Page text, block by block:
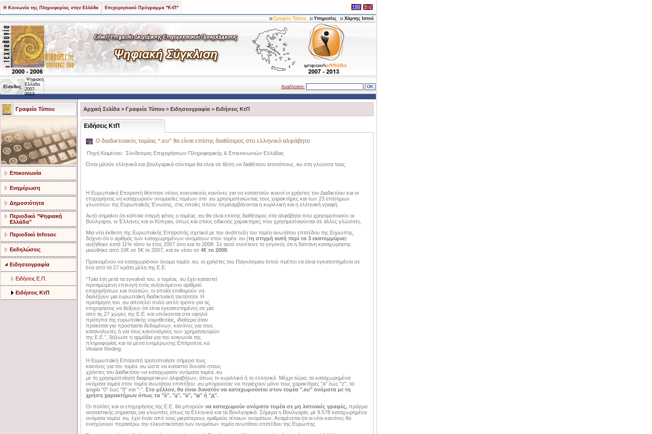
Η Κοινωνία της Πληροφορίας στην Ελλάδα Επιχειρησιακό Πρόγραμμα "ΚτΠ"
Γραφείο Τύπου Υπηρεσίες Χάρτης Ιστού
Είσοδος
Ψηφιακή
Ελλάδα
2007-
2013
Αναζήτηση:
Γραφείο Τύπου
Επικοινωνία
Ενημέρωση
Δημοσιότητα
Περιοδικό "Ψηφιακή
Ελλάδα"
Περιοδικό Infosoc
Εκδηλώσεις
Ειδησεογραφία
Ειδήσεις Ε.Π.
Ειδήσεις ΚτΠ
Αρχική Σελίδα > Γραφείο Τύπου > Ειδησεογραφία > Ειδήσεις ΚτΠ
Ειδήσεις ΚτΠ
Ο διαδικτυακός τομέας “.eu” θα είναι επίσης διαθέσιμος στο ελληνικό αλφάβητο
Πηγή Κειμένου: Σύνδεσμος Επιχειρήσεων Πληροφορικής & Επικοινωνιών Ελλάδας
Όσοι μιλούν ελληνικά και βουλγαρικά σύντομα θα είναι σε θέση να διαθέτουν ιστοτόπους .eu στη γλώσσα τους.
Η Ευρωπαϊκή Επιτροπή θέσπισε νέους κοινοτικούς κανόνες για να καταστούν ικανοί οι χρήστες του Διαδικτύου και οι
επιχειρήσεις να καταχωρούν ονομασίες τομέων στο .eu χρησιμοποιώντας τους χαρακτήρες και των 23 επίσημων
γλωσσών της Ευρωπαϊκής Ένωσης, στις οποίες πλέον περιλαμβάνονται η κυριλλική και η ελληνική γραφή.
Αυτό σημαίνει ότι κάποια στιγμή φέτος ο τομέας .eu θα είναι επίσης διαθέσιμος στα αλφάβητα που χρησιμοποιούν οι
Βούλγαροι, οι Έλληνες και οι Κύπριοι, όπως και στους ειδικούς χαρακτήρες που χρησιμοποιούνται σε άλλες γλώσσες.
Μια νέα έκθεση της Ευρωπαϊκής Επιτροπής σχετικά με την ανάπτυξη του τομέα ανωτάτου επιπέδου της Ευρώπης,
δείχνει ότι ο αριθμός των καταχωρημένων ονομάτων στον τομέα .eu (τη στιγμή αυτή περί τα 3 εκατομμύρια)
αυξήθηκε κατά 11% τόσο το έτος 2007 όσο και το 2008. Σε αυτό συνέτεινε το γεγονός ότι η δαπάνη καταχώρησης
μειώθηκε από 10€ σε 5€ το 2007, και εκ νέου σε 4€ το 2008
Προκειμένου να καταχωρίσουν όνομα τομέα .eu, οι χρήστες του Παγκόσμιου Ιστού πρέπει να είναι εγκατεστημένοι σε
ένα από τα 27 κράτη μέλη της Ε.Ε.
“Τρία έτη μετά τα εγκαίνιά του, ο τομέας .eu έχει καταστεί
προτιμώμενη επιλογή ενός αυξανόμενου αριθμού
επιχειρήσεων και πολιτών, οι οποίοι επιθυμούν να
διαλέξουν μια ευρωπαϊκή διαδικτυακή ταυτότητα. Η
προτίμηση του .eu αποτελεί πολύ απλό τρόπο για τις
επιχειρήσεις να δείξουν ότι είναι εγκατεστημένες σε μία
από τις 27 χώρες της Ε.Ε. και υπόκεινται στα υψηλά
πρότυπα της ευρωπαϊκής νομοθεσίας, ιδιαίτερα όταν
πρόκειται για προστασία δεδομένων, κανόνες για τους
καταναλωτές ή για τους κανονισμούς των χρηματαγορών
της Ε.Ε.”, δήλωσε η αρμόδια για την κοινωνία της
πληροφορίας και τα μέσα ενημέρωσης Επίτροπος κα
Viviane Reding.
Η Ευρωπαϊκή Επιτροπή τροποποίησε σήμερα τους
κανόνες για τον τομέα .eu ώστε να καταστεί δυνατό στους
χρήστες του Διαδικτύου να καταχωρούν ονόματα τομέα .eu
με τη χρησιμοποίηση διαφορετικών αλφαβήτων, όπως το κυριλλικό ή το ελληνικό. Μέχρι τώρα, τα καταχωρημένα
ονόματα τομέα στον τομέα ανωτάτου επιπέδου .eu μπορούσαν να περιέχουν μόνο τους χαρακτήρες "a" έως "z", τα
ψηφία "0" έως "9" και "-". Στο μέλλον, θα είναι δυνατόν να καταχωρούνται στον τομέα ".eu" ονόματα με τη
χρήση χαρακτήρων όπως τα "à", "ą", "ä", "ψ" ή "д".
Οι πολίτες και οι επιχειρήσεις της Ε.Ε. θα μπορούν να καταχωρούν ονόματα τομέα σε μη λατινικές γραφές, πράγμα
ουσιαστικής σημασίας για γλώσσες όπως τα Ελληνικά και τα Βουλγαρικά. Σήμερα η Βουλγαρία, με 9.578 καταχωρημένα
ονόματα τομέα .eu, έχει έναν από τους μικρότερους αριθμούς τέτοιων ονομάτων. Αναμένεται ότι οι νέοι κανόνες θα
ενισχύσουν περαιτέρω την ελκυστικότητα των ονομάτων τομέα ανωτάτου επιπέδου της Ευρώπης.